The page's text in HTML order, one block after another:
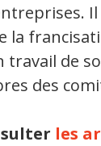
la
travail de
des
les